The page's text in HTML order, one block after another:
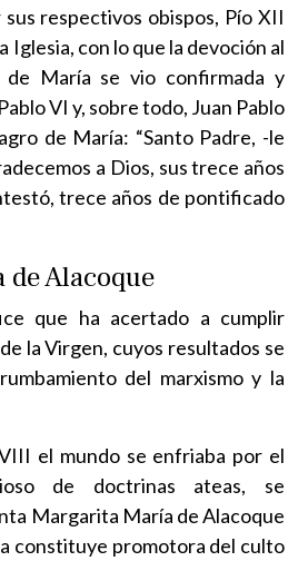
respectivos obispos, Pío XII
Iglesia, con lo que la devoción al
de María se vio confirmada y
VI y, sobre todo, Juan Pablo
de María: “Santo Padre, -le
a Dios, sus trece años
trece años de pontificado
Alacoque
que ha acertado a cumplir
la Virgen, cuyos resultados se
del marxismo y la
el mundo se enfriaba por el
de doctrinas ateas, se
Margarita María de Alacoque
constituye promotora del culto